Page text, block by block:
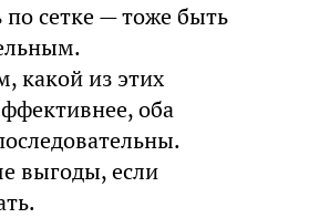
по сетке — тоже быть
какой из этих
оба
выгоды, если